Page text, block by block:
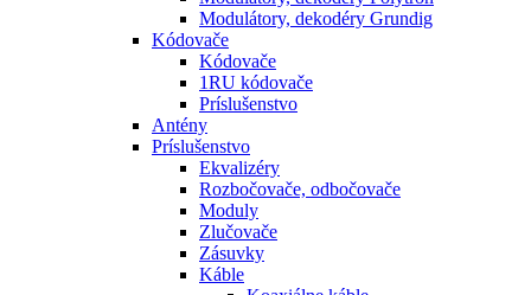
Modulátory, dekodéry Grundig
Kódovače
Kódovače
1RU kódovače
Príslušenstvo
Antény
Príslušenstvo
Ekvalizéry
Rozbočovače, odbočovače
Moduly
Zlučovače
Zásuvky
Káble